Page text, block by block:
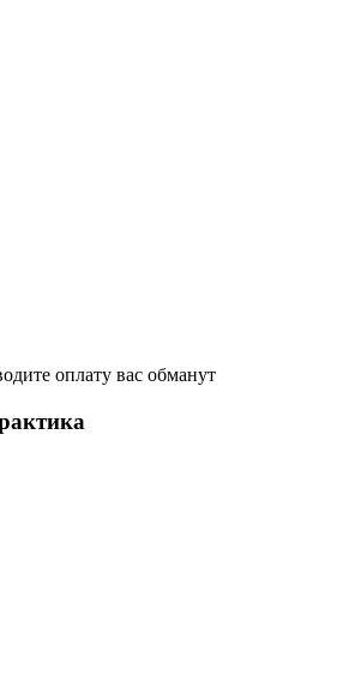
оплату вас обманут